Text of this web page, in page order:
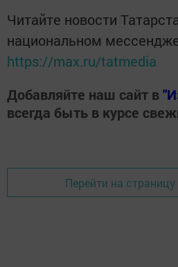
Читайте новости
национальном
https://max.ru/tatmedia
Добавляйте наш сайт в
всегда быть в курсе
Перейти на